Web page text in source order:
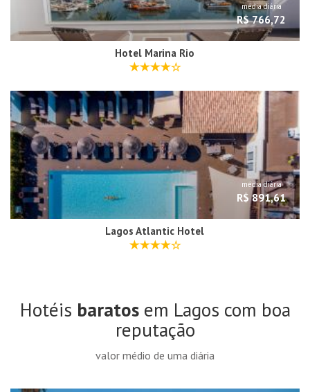
média diária
R$ 766,72
Hotel Marina Rio
média diária
R$ 891,61
Lagos Atlantic Hotel
Hotéis baratosem Lagos com boa
reputação
valor médio de uma diária